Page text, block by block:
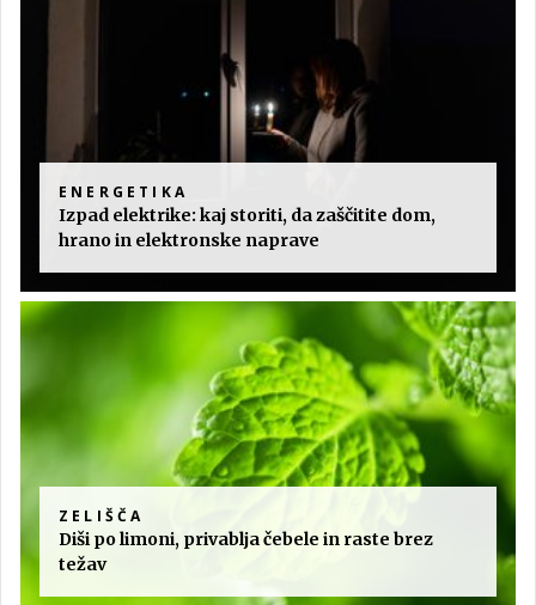
ENERGETIKA
Izpad elektrike: kaj storiti, da zaščitite dom,
hrano in elektronske naprave
ZELIŠČA
Diši po limoni, privablja čebele in raste brez
težav